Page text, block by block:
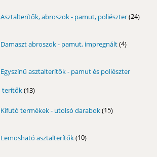
Asztalterítők, abroszok - pamut, poliészter 24
Damaszt abroszok - pamut, impregnált 4
termék
Egyszínű asztalterítők - pamut és poliészter
terítők 1313
Kifutó termékek - utolsó darabok 15
termék
Lemosható asztalterítők 10
termék